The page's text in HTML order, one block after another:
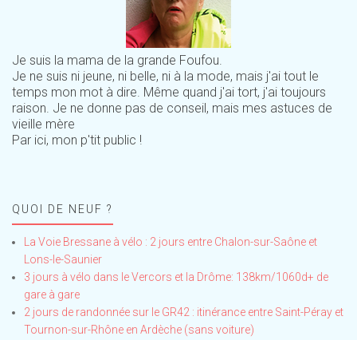
Je suis la mama de la grande Foufou.
Je ne suis ni jeune, ni belle, ni à la mode, mais j'ai tout le
temps mon mot à dire. Même quand j'ai tort, j'ai toujours
raison. Je ne donne pas de conseil, mais mes astuces de
vieille mère
Par ici, mon p'tit public !
QUOI DE NEUF ?
La Voie Bressane à vélo : 2 jours entre Chalon-sur-Saône et
Lons-le-Saunier
3 jours à vélo dans le Vercors et la Drôme: 138km/1060d+ de
gare à gare
2 jours de randonnée sur le GR42 : itinérance entre Saint-Péray et
Tournon-sur-Rhône en Ardèche (sans voiture)